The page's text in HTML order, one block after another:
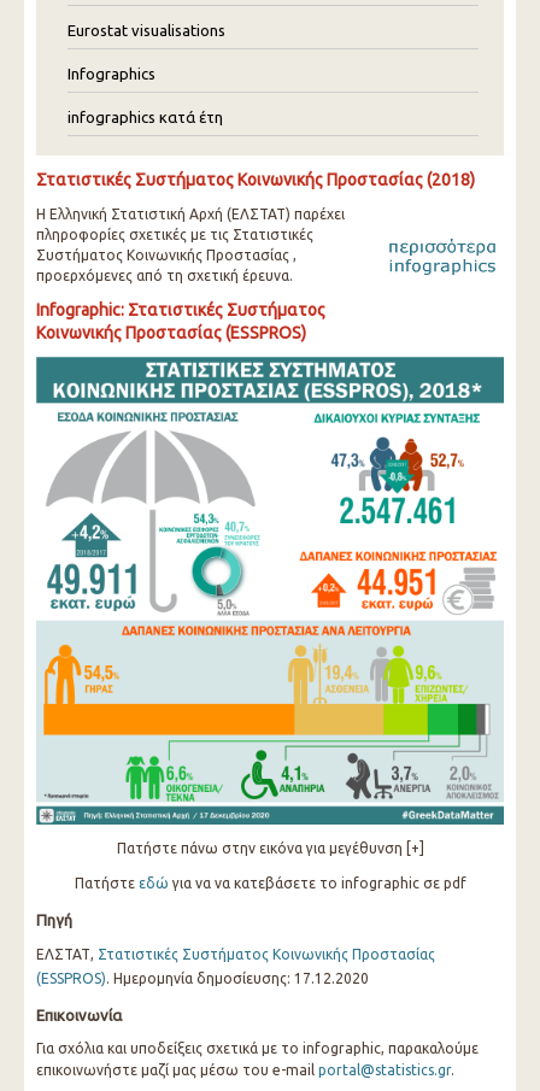
Eurostat visualisations
Infographics
infographics κατά έτη
Στατιστικές Συστήματος Κοινωνικής Προστασίας (2018)
Η Ελληνική Στατιστική Αρχή (ΕΛΣΤΑΤ) παρέχει
πληροφορίες σχετικές με τις Στατιστικές
Συστήματος Κοινωνικής Προστασίας ,
προερχόμενες από τη σχετική έρευνα.
Infographic: Στατιστικές Συστήματος
Κοινωνικής Προστασίας (ESSPROS)
Πατήστε πάνω στην εικόνα για μεγέθυνση [+]
Πατήστε εδώ για να να κατεβάσετε το infographic σε pdf
Πηγή
ΕΛΣΤΑΤ, Στατιστικές Συστήματος Κοινωνικής Προστασίας
(ESSPROS). Ημερομηνία δημοσίευσης: 17.12.2020
Επικοινωνία
Για σχόλια και υποδείξεις σχετικά με το infographic, παρακαλούμε
επικοινωνήστε μαζί μας μέσω του e-mail portal@statistics.gr.